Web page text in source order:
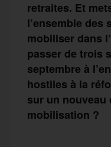
retraites. Et
l’ensemble des
mobiliser dans
passer de trois
septembre à
hostiles à la
sur un nouveau
mobilisation ?